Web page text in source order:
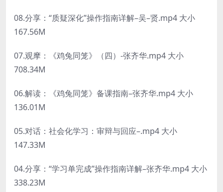
08.分享：“质疑深化”操作指南详解–吴–贤.mp4 大小
167.56M
07.观摩：《鸡兔同笼》（四）-张齐华.mp4 大小
708.34M
06.解读：《鸡兔同笼》备课指南–张齐华.mp4 大小
136.01M
05.对话：社会化学习：审辩与回应–.mp4 大小
147.33M
04.分享：“学习单完成”操作指南详解–张齐华.mp4 大小
338.23M